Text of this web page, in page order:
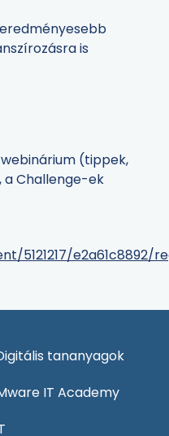
is
(tippek,
a Challenge-ek
5121217/e2a61c8892/
tananyagok
IT Academy